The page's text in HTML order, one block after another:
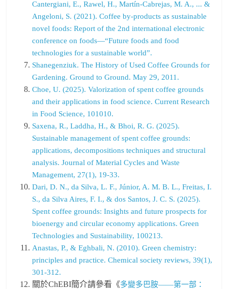
Cantergiani, E., Rawel, H., Martín-Cabrejas, M. A., ... &
Angeloni, S. (2021). Coffee by-products as sustainable
novel foods: Report of the 2nd international electronic
conference on foods—“Future foods and food
technologies for a sustainable world”.
Shanegenziuk. The History of Used Coffee Grounds for
Gardening. Ground to Ground. May 29, 2011.
Choe, U. (2025). Valorization of spent coffee grounds
and their applications in food science. Current Research
in Food Science, 101010.
Saxena, R., Laddha, H., & Bhoi, R. G. (2025).
Sustainable management of spent coffee grounds:
applications, decompositions techniques and structural
analysis. Journal of Material Cycles and Waste
Management, 27(1), 19-33.
Dari, D. N., da Silva, L. F., Júnior, A. M. B. L., Freitas, I.
S., da Silva Aires, F. I., & dos Santos, J. C. S. (2025).
Spent coffee grounds: Insights and future prospects for
bioenergy and circular economy applications. Green
Technologies and Sustainability, 100213.
Anastas, P., & Eghbali, N. (2010). Green chemistry:
principles and practice. Chemical society reviews, 39(1),
301-312.
關於ChEBI簡介請參看《多變多巴胺——第一部：